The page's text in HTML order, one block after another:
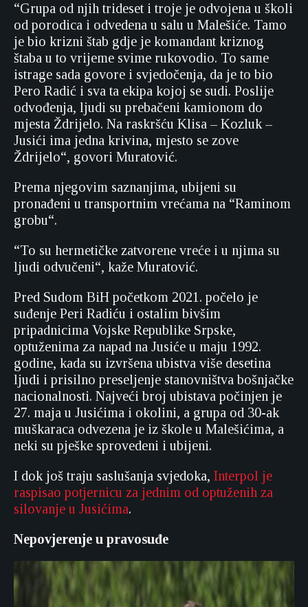
“Grupa od njih trideset i troje je odvojena u školi
od porodica i odvedena u salu u Malešiće. Tamo
je bio krizni štab gdje je komandant kriznog
štaba u to vrijeme svime rukovodio. To same
istrage sada govore i svjedočenja, da je to bio
Pero Radić i sva ta ekipa kojoj se sudi. Poslije
odvođenja, ljudi su prebačeni kamionom do
mjesta Ždrijelo. Na raskršću Klisa – Kozluk –
Jusići ima jedna krivina, mjesto se zove
Ždrijelo“, govori Muratović.
Prema njegovim saznanjima, ubijeni su
pronađeni u transportnim vrećama na “Raminom
grobu“.
“To su hermetičke zatvorene vreće i u njima su
ljudi odvučeni“, kaže Muratović.
Pred Sudom BiH početkom 2021. počelo je
suđenje Peri Radiću i ostalim bivšim
pripadnicima Vojske Republike Srpske,
optuženima za napad na Jusiće u maju 1992.
godine, kada su izvršena ubistva više desetina
ljudi i prisilno preseljenje stanovništva bošnjačke
nacionalnosti. Najveći broj ubistava počinjen je
27. maja u Jusićima i okolini, a grupa od 30-ak
muškaraca odvezena je iz škole u Malešićima, a
neki su pješke sprovedeni i ubijeni.
I dok još traju saslušanja svjedoka, Interpol je
raspisao potjernicu za jednim od optuženih za
silovanje u Jusićima.
Nepovjerenje u pravosuđe